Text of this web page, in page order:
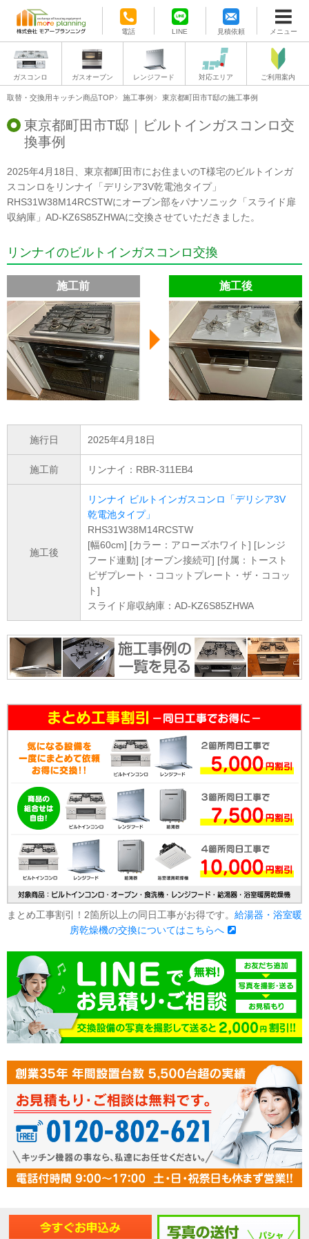
電話 LINE 見積依頼 メニュー
ガスコンロ ガスオーブン レンジフード 対応エリア ご利用案内
取替・交換用キッチン商品TOP 施工事例 東京都町田市T邸の施工事例
東京都町田市T邸｜ビルトインガスコンロ交
換事例
2025年4月18日、東京都町田市にお住まいのT様宅のビルトインガ
スコンロをリンナイ「デリシア3V乾電池タイプ」
RHS31W38M14RCSTWにオーブン部をパナソニック「スライド扉
収納庫」AD-KZ6S85ZHWAに交換させていただきました。
リンナイのビルトインガスコンロ交換
施工前 施工後
施行日 2025年4月18日
施工前 リンナイ：RBR-311EB4
施工後
リンナイ ビルトインガスコンロ「デリシア3V
乾電池タイプ」
RHS31W38M14RCSTW
[幅60cm] [カラー：アローズホワイト] [レンジ
フード連動] [オーブン接続可] [付属：トースト
ピザプレート・ココットプレート・ザ・ココッ
ト]
スライド扉収納庫：AD-KZ6S85ZHWA
まとめ工事割引！2箇所以上の同日工事がお得です。 給湯器・浴室暖
房乾燥機の交換についてはこちらへ